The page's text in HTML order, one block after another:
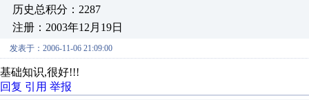
历史总积分：2287
注册：2003年12月19日
发表于：2006-11-06 21:09:00
基础知识,很好!!!
回复 引用 举报